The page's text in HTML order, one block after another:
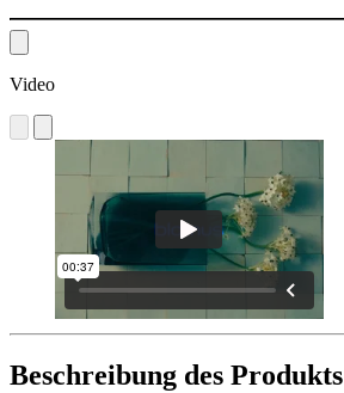
Video
Beschreibung des Produkts